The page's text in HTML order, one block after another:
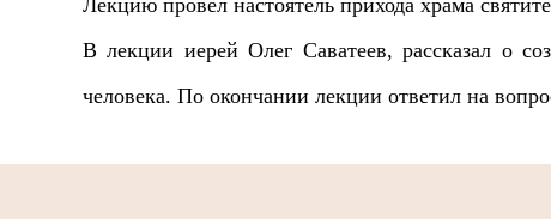
Лекцию провел настоятель прихода храма
В лекции иерей Олег Саватеев, рассказал о
человека. По окончании лекции ответил на